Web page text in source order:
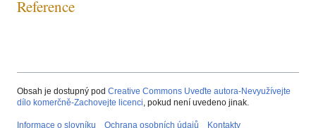
Reference
Obsah je dostupný pod Creative Commons Uveďte autora-Nevyužívejte
dílo komerčně-Zachovejte licenci, pokud není uvedeno jinak.
Informace o slovníku Ochrana osobních údajů Kontakty